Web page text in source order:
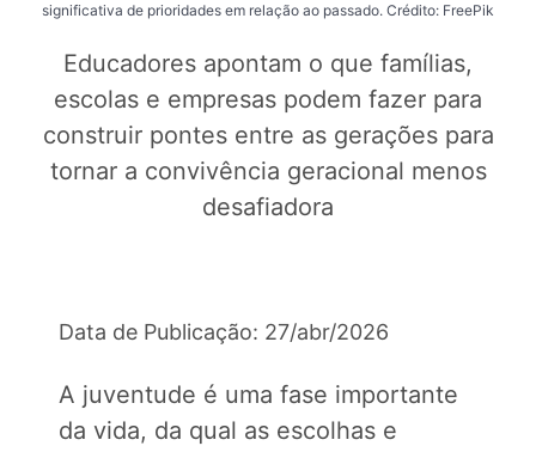
significativa de prioridades em relação ao passado. Crédito: FreePik
Educadores apontam o que famílias,
escolas e empresas podem fazer para
construir pontes entre as gerações para
tornar a convivência geracional menos
desafiadora
Data de Publicação: 27/abr/2026
A juventude é uma fase importante
da vida, da qual as escolhas e